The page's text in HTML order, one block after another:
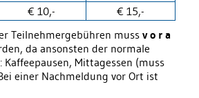
€ 10,-
€ 15,-
Teilnehmergebühren muss v o r a
da ansonsten der normale
Mittagessen (muss
einer Nachmeldung vor Ort ist